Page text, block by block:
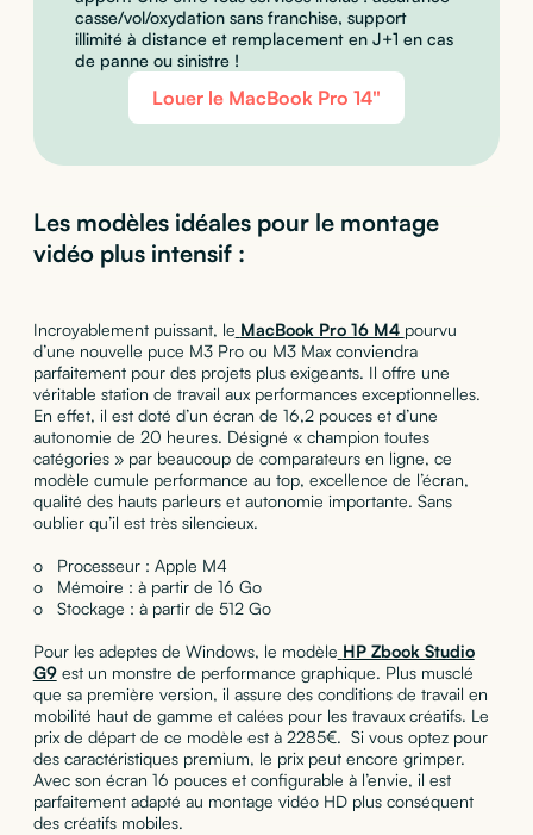
casse/vol/oxydation sans franchise, support
illimité à distance et remplacement en J+1 en cas
de panne ou sinistre !
Louer le MacBook Pro 14"
Les modèles idéales pour le montage
vidéo plus intensif :
Incroyablement puissant, le MacBook Pro 16 M4 pourvu
d’une nouvelle puce M3 Pro ou M3 Max conviendra
parfaitement pour des projets plus exigeants. Il offre une
véritable station de travail aux performances exceptionnelles.
En effet, il est doté d’un écran de 16,2 pouces et d’une
autonomie de 20 heures. Désigné « champion toutes
catégories » par beaucoup de comparateurs en ligne, ce
modèle cumule performance au top, excellence de l’écran,
qualité des hauts parleurs et autonomie importante. Sans
oublier qu’il est très silencieux.
o Processeur : Apple M4
o Mémoire : à partir de 16 Go
o Stockage : à partir de 512 Go
Pour les adeptes de Windows, le modèle HP Zbook Studio
G9 est un monstre de performance graphique. Plus musclé
que sa première version, il assure des conditions de travail en
mobilité haut de gamme et calées pour les travaux créatifs. Le
prix de départ de ce modèle est à 2285€. Si vous optez pour
des caractéristiques premium, le prix peut encore grimper.
Avec son écran 16 pouces et configurable à l’envie, il est
parfaitement adapté au montage vidéo HD plus conséquent
des créatifs mobiles.